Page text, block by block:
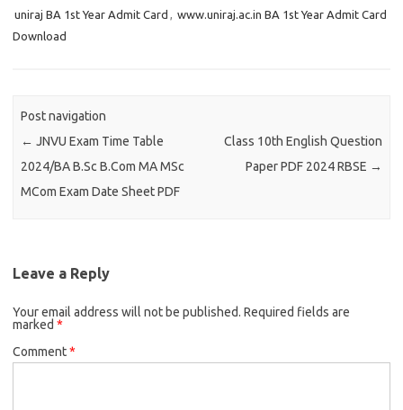
uniraj BA 1st Year Admit Card , www.uniraj.ac.in BA 1st Year Admit Card
Download
Post navigation
← JNVU Exam Time Table
2024/BA B.Sc B.Com MA MSc
MCom Exam Date Sheet PDF
Class 10th English Question
Paper PDF 2024 RBSE →
Leave a Reply
Your email address will not be published. Required fields are
marked *
Comment*